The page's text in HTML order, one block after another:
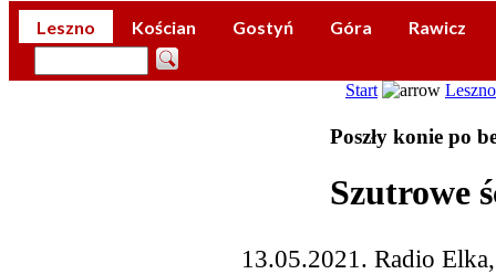
Leszno Kościan Gostyń Góra Rawicz
Start Leszno
Poszły konie po
Szutrowe
13.05.2021. Radio